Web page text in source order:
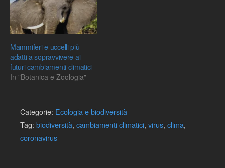
Mammiferi e uccelli più
adatti a sopravvivere ai
futuri cambiamenti climatici
In "Botanica e Zoologia"
Categorie: Ecologia e biodiversità
Tag: biodiversità, cambiamenti climatici, virus, clima,
coronavirus